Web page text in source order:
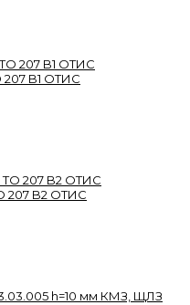
207 B1 ОТИС
207 B2 ОТИС